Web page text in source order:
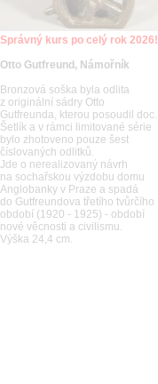
Správný kurs po celý rok 2026!
Otto Gutfreund, Námořník
Bronzová soška byla odlita
z originální sádry Otto
Gutfreunda, kterou posoudil doc.
Šetlík a v rámci limitované série
bylo zhotoveno pouze šest
číslovaných odlitků.
Jde o nerealizovaný návrh
na sochařskou výzdobu domu
Anglobanky v Praze a spadá
do Gutfreundova třetího tvůrčího
období (1920 - 1925) - období
nové věcnosti a civilismu.
Výška 24,4 cm.